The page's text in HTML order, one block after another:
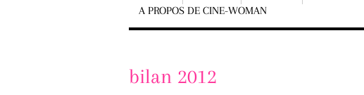
A PROPOS DE CINE-WOMAN
Scroll
content
bilan 2012